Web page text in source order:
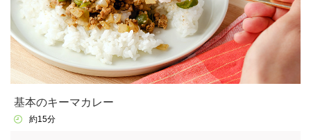
基本のキーマカレー
約15分